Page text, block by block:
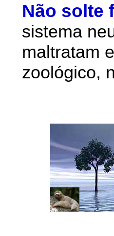
Não solte
sistema
maltratam
zoológico,